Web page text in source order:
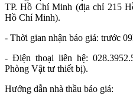
TP. Hồ Chí Minh (địa chỉ 215
Hồ Chí Minh).
- Thời gian nhận báo giá: trước
- Điện thoại liên hệ:
Phòng Vật tư thiết bị).
Hướng dẫn nhà thầu báo giá: